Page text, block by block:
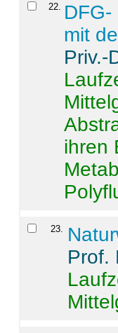
22
mit
Priv.-
ihren
23.
Prof.